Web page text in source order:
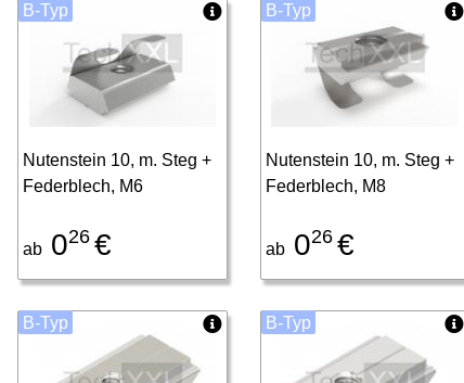
Nutenstein 10, m. Steg +
Federblech, M6
ab 026 €
B-Typ
Nutenstein 10, m. Steg +
Federblech, M8
ab026 €
B-Typ
B-Typ B-Typ